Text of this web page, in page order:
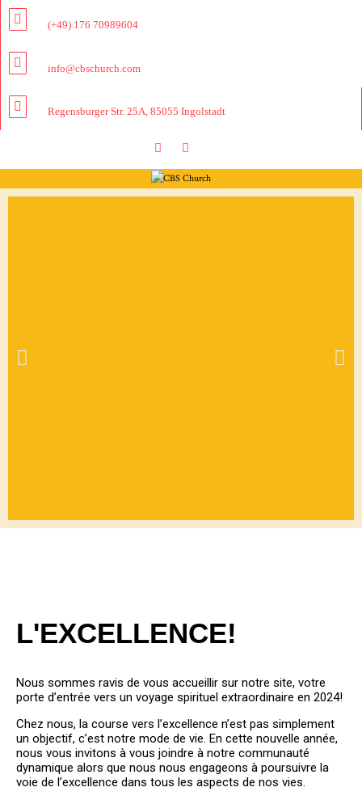
(+49) 176 70989604
info@cbschurch.com
Regensburger Str. 25A, 85055 Ingolstadt
PARMIS
NOUS
PLUS QU'UNE ÉGLISE, UNE
VÉRITABLE FAMILLE!
L'EXCELLENCE!
Nous sommes ravis de vous accueillir sur notre site, votre
porte d’entrée vers un voyage spirituel extraordinaire en 2024!
Chez nous, la course vers l’excellence n’est pas simplement
un objectif, c’est notre mode de vie. En cette nouvelle année,
nous vous invitons à vous joindre à notre communauté
dynamique alors que nous nous engageons à poursuivre la
voie de l’excellence dans tous les aspects de nos vies.